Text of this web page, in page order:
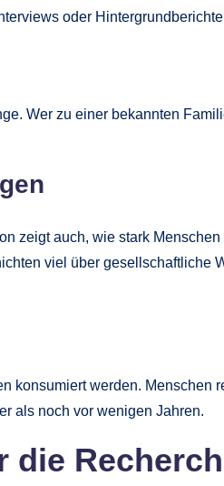
oder
Wer zu einer bekannten
zeigt auch, wie stark
viel über gesellschaftliche
konsumiert werden. Menschen
als noch vor wenigen Jahren.
die